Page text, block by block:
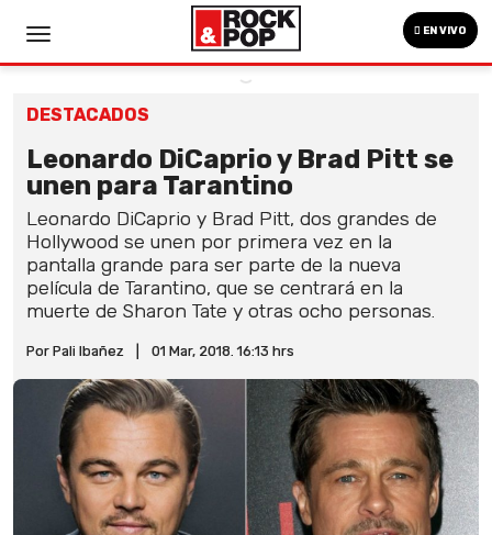
EN VIVO
DESTACADOS
Leonardo DiCaprio y Brad Pitt se
unen para Tarantino
Leonardo DiCaprio y Brad Pitt, dos grandes de
Hollywood se unen por primera vez en la
pantalla grande para ser parte de la nueva
película de Tarantino, que se centrará en la
muerte de Sharon Tate y otras ocho personas.
Por Pali Ibañez 01 Mar, 2018. 16:13 hrs